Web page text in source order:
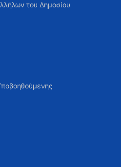
του Δημοσίου